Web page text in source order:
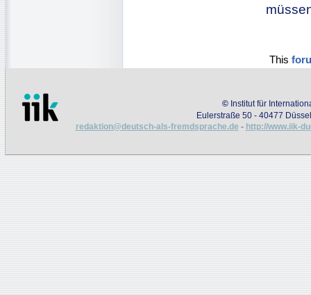
This
© Institut für
Eulerstraße 50 - 40477
redaktion@deutsch-als-fremdsprache.de - http://www.iik-